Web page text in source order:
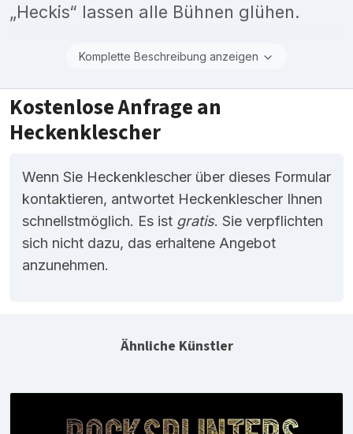
„Heckis“ lassen alle Bühnen glühen.
Komplette Beschreibung anzeigen
Kostenlose Anfrage an
Heckenklescher
Wenn Sie Heckenklescher über dieses Formular
kontaktieren, antwortet Heckenklescher Ihnen
schnellstmöglich. Es ist gratis. Sie verpflichten
sich nicht dazu, das erhaltene Angebot
anzunehmen.
Ähnliche Künstler